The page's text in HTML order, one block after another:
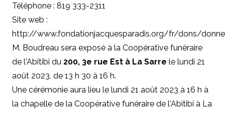
Téléphone : 819 333-2311
Site web :
http://www.fondationjacquesparadis.org/fr/dons/
M. Boudreau sera exposé à la Coopérative funéraire
de l'Abitibi du 200, 3e rue Est à La Sarre le lundi 21
août 2023, de 13 h 30 à 16 h.
Une cérémonie aura lieu le lundi 21 août 2023 à 16 h à
la chapelle de la Coopérative funéraire de l'Abitibi à La